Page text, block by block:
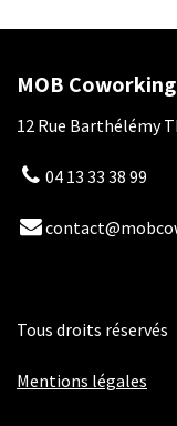
MOB Coworking
12 Rue Barthélémy
04 13 33 38 99
Tous droits réservés
Mentions légales